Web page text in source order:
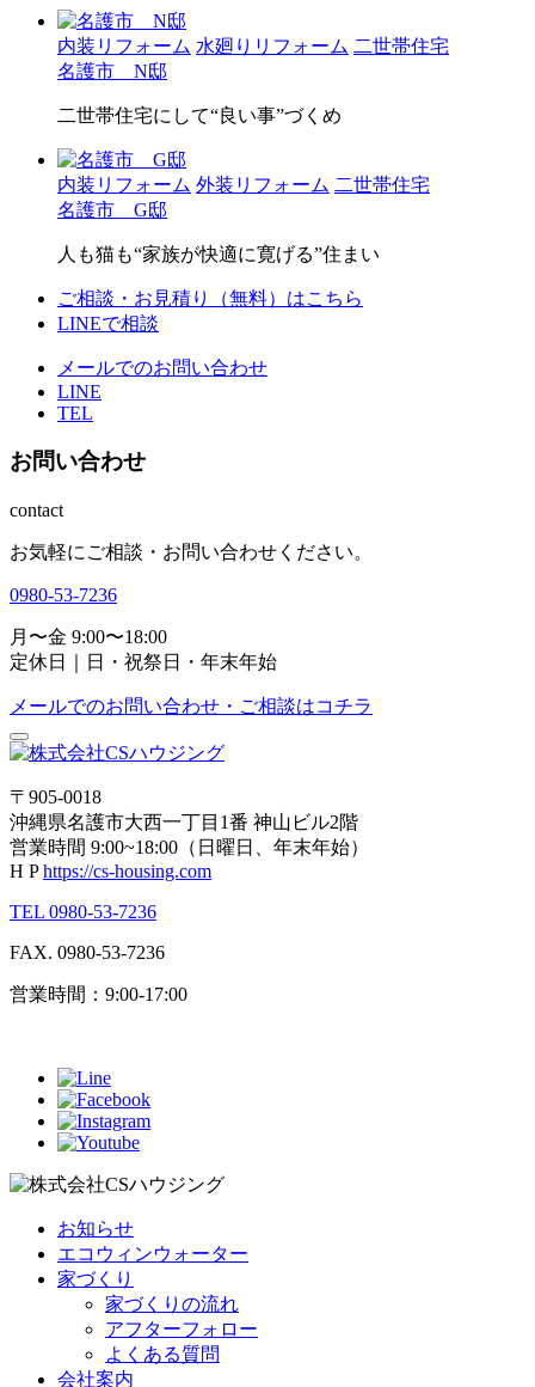
内装リフォーム 水廻りリフォーム 二世帯住宅
名護市 N邸
二世帯住宅にして“良い事”づくめ
内装リフォーム 外装リフォーム 二世帯住宅
名護市 G邸
人も猫も“家族が快適に寛げる”住まい
ご相談・お見積り（無料）はこちら
LINEで相談
メールでのお問い合わせ
LINE
TEL
お問い合わせ
contact
お気軽にご相談・お問い合わせください。
0980-53-7236
月〜金 9:00〜18:00
定休日｜日・祝祭日・年末年始
メールでのお問い合わせ・ご相談はコチラ
〒905-0018
沖縄県名護市大西一丁目1番 神山ビル2階
営業時間 9:00~18:00（日曜日、年末年始）
H Phttps://cs-housing.com
TEL 0980-53-7236
FAX. 0980-53-7236
営業時間：9:00-17:00
お知らせ
エコウィンウォーター
家づくり
家づくりの流れ
アフターフォロー
よくある質問
会社案内